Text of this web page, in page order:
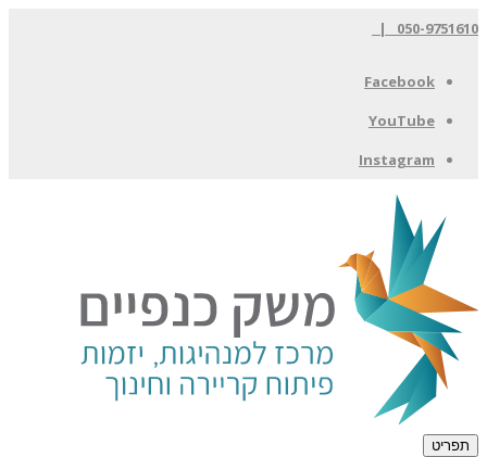
050-9751610 |
Facebook
YouTube
Instagram
תפריט